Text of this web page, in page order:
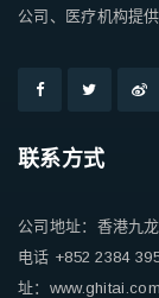
公司、医疗机构提
联系方式
公司地址：香港九
电话 +852 2384
址：www.ghitai.com